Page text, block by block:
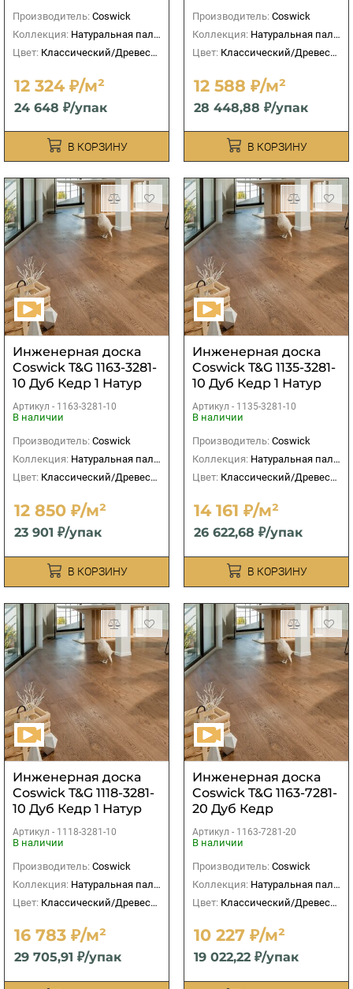
Производитель: Coswick
Коллекция: Натуральная палитра
Цвет: Классический/Древесный
12 324 ₽/м²
24 648 ₽/упак
В КОРЗИНУ
Производитель: Coswick
Коллекция: Натуральная палитра
Цвет: Классический/Древесный
12 588 ₽/м²
28 448,88 ₽/упак
В КОРЗИНУ
Инженерная доска
Coswick T&G 1163-3281-
10 Дуб Кедр 1 Натур
Артикул - 1163-3281-10
В наличии
Производитель: Coswick
Коллекция: Натуральная палитра
Цвет: Классический/Древесный
12 850 ₽/м²
23 901 ₽/упак
В КОРЗИНУ
Инженерная доска
Coswick T&G 1135-3281-
10 Дуб Кедр 1 Натур
Артикул - 1135-3281-10
В наличии
Производитель: Coswick
Коллекция: Натуральная палитра
Цвет: Классический/Древесный
14 161 ₽/м²
26 622,68 ₽/упак
В КОРЗИНУ
Инженерная доска
Coswick T&G 1118-3281-
10 Дуб Кедр 1 Натур
Артикул - 1118-3281-10
В наличии
Производитель: Coswick
Коллекция: Натуральная палитра
Цвет: Классический/Древесный
16 783 ₽/м²
29 705,91 ₽/упак
Инженерная доска
Coswick T&G 1163-7281-
20 Дуб Кедр
Черектер
Артикул - 1163-7281-20
В наличии
Производитель: Coswick
Коллекция: Натуральная палитра
Цвет: Классический/Древесный
10 227 ₽/м²
19 022,22 ₽/упак